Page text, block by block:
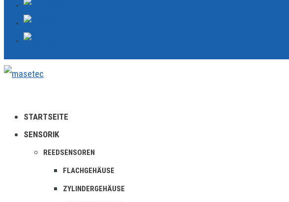
STARTSEITE
SENSORIK
REEDSENSOREN
FLACHGEHÄUSE
ZYLINDERGEHÄUSE